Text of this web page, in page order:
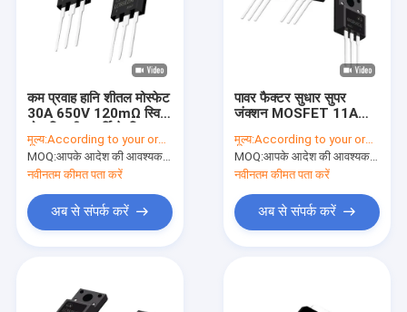
कम प्रवाह हानि शीतल मोस्फेट
30A 650V 120mΩ स्विच
मूल्य:According to your order requirement
MOQ:आपके आदेश की आवश्यकता के अनुसार
नवीनतम कीमत पता करें
अब से संपर्क करें
पावर फैक्टर सुधार सुपर
जंक्शन MOSFET 11A
मूल्य:According to your order requirement
MOQ:आपके आदेश की आवश्यकता के अनुसार
नवीनतम कीमत पता करें
अब से संपर्क करें